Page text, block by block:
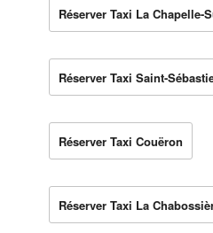
Réserver Taxi La Chapelle-
Réserver Taxi Saint-
Réserver Taxi Couëron
Réserver Taxi La